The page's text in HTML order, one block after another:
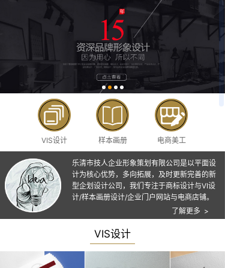
VIS设计 样本画册 电商美工
乐清市技人企业形象策划有限公司是以平面设
计为核心优势，多向拓展，及时更新完善的新
型企划设计公司，我们专注于商标设计与VI设
计/样本画册设计/企业门户网站与电商店铺。
了解更多 >
VIS设计